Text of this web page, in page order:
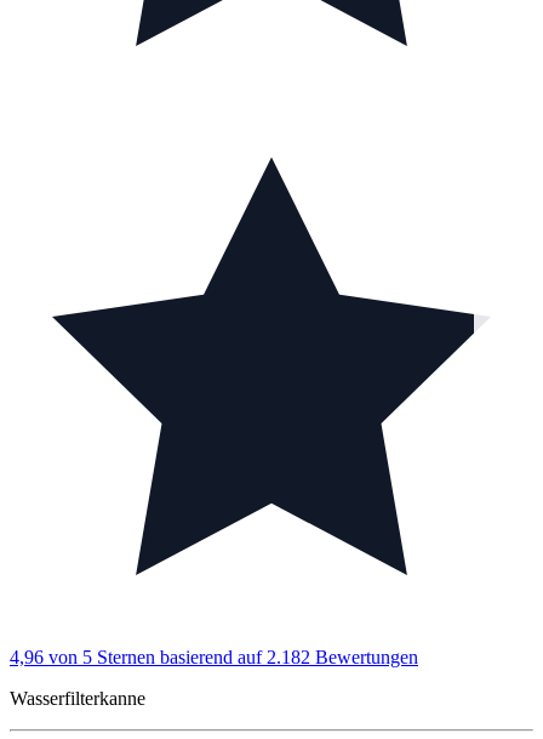
4,96 von 5 Sternen basierend auf 2.182 Bewertungen
Wasserfilterkanne